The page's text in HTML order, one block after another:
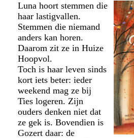
Luna hoort stemmen die
haar lastigvallen.
Stemmen die niemand
anders kan horen.
Daarom zit ze in Huize
Hoopvol.
Toch is haar leven sinds
kort iets beter: ieder
weekend mag ze bij
Ties logeren. Zijn
ouders denken niet dat
ze gek is. Bovendien is
Gozert daar: de